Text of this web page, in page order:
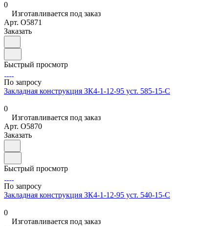
0
Изготавливается под заказ
Арт. O5871
Заказать
Быстрый просмотр
По запросу
Закладная конструкция ЗК4-1-12-95 уст. 585-15-С
0
Изготавливается под заказ
Арт. O5870
Заказать
Быстрый просмотр
По запросу
Закладная конструкция ЗК4-1-12-95 уст. 540-15-С
0
Изготавливается под заказ